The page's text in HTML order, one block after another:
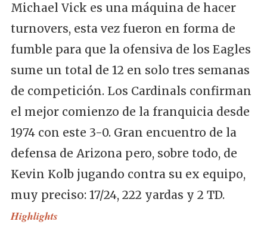
Michael Vick es una máquina de hacer
turnovers, esta vez fueron en forma de
fumble para que la ofensiva de los Eagles
sume un total de 12 en solo tres semanas
de competición. Los Cardinals confirman
el mejor comienzo de la franquicia desde
1974 con este 3-0. Gran encuentro de la
defensa de Arizona pero, sobre todo, de
Kevin Kolb jugando contra su ex equipo,
muy preciso: 17/24, 222 yardas y 2 TD.
Highlights